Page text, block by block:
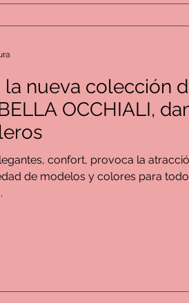
la nueva colección
OCCHIALI,
confort, provoca la
de modelos y colores para